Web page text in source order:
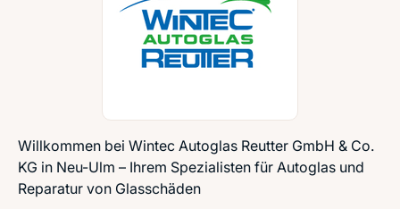
Willkommen bei Wintec Autoglas Reutter GmbH & Co.
KG in Neu-Ulm – Ihrem Spezialisten für Autoglas und
Reparatur von Glasschäden